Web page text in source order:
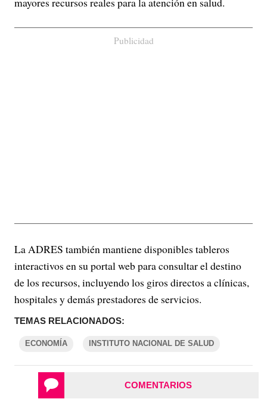
Publicidad
La ADRES también mantiene disponibles tableros
interactivos en su portal web para consultar el destino
de los recursos, incluyendo los giros directos a clínicas,
hospitales y demás prestadores de servicios.
TEMAS RELACIONADOS:
ECONOMÍA INSTITUTO NACIONAL DE SALUD
COMENTARIOS